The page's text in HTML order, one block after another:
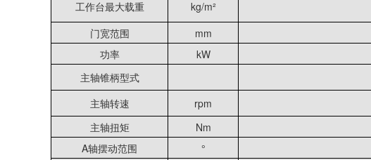
工作台最大载重 kg/m²
门宽范围
mm
功率
kW
主轴锥柄型式
主轴转速
rpm
主轴扭矩
Nm
A轴摆动范围
°